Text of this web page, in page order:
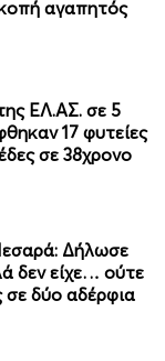
αγαπητός
ΕΛ.ΑΣ. σε 5
17 φυτείες
σε 38χρονο
Δήλωσε
δεν είχε… ούτε
σε δύο αδέρφια